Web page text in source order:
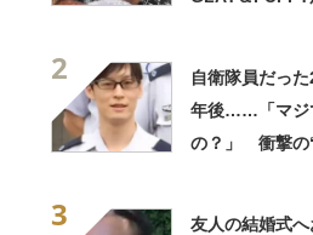
2
自衛隊員だっ
年後……「マジ
の？」 衝撃の
3
友人の結婚式